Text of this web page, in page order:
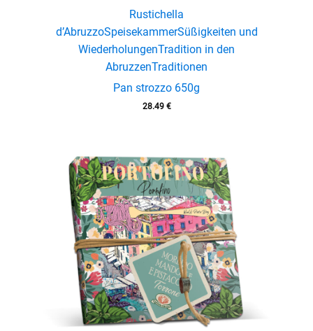
Rustichella
d’AbruzzoSpeisekammerSüßigkeiten und
WiederholungenTradition in den
AbruzzenTraditionen
Pan strozzo 650g
28.49 €